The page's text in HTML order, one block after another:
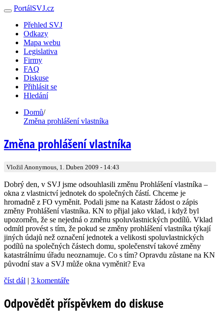
PortálSVJ.cz
Přehled SVJ
Odkazy
Mapa webu
Legislativa
Firmy
FAQ
Diskuse
Přihlásit se
Hledání
Domů/
Změna prohlášení vlastníka
Změna prohlášení vlastníka
Vložil Anonymous, 1. Duben 2009 - 14:43
Dobrý den, v SVJ jsme odsouhlasili změnu Prohlášení vlastníka –
okna z vlastnictví jednotek do společných částí. Chceme je
hromadně z FO vyměnit. Podali jsme na Katastr žádost o zápis
změny Prohlášení vlastníka. KN to přijal jako vklad, i když byl
upozorněn, že se nejedná o změnu spoluvlastnických podílů. Vklad
odmítl provést s tím, že pokud se změny prohlášení vlastníka týkají
jiných údajů než označení jednotek a velikosti spoluvlastnických
podílů na společných částech domu, společenství takové změny
katastrálnímu úřadu neoznamuje. Co s tím? Opravdu zůstane na KN
původní stav a SVJ může okna vyměnit? Eva
číst dál | 3 komentáře
Odpovědět příspěvkem do diskuse